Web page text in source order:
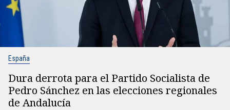
España
Dura derrota para el Partido Socialista de
Pedro Sánchez en las elecciones regionales
de Andalucía